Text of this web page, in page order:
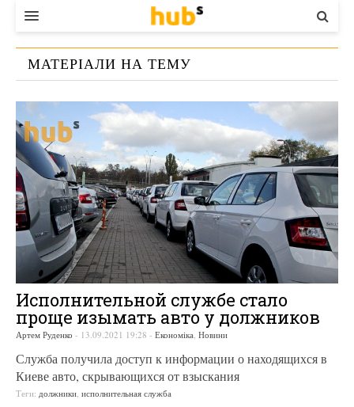
ВЛАДА
ЕКОНОМІКА
СТАРТЕР
КОНТАКТИ
МАТЕРІАЛИ НА ТЕМУ
Исполнительной службе стало
проще изымать авто у должников
Артем Руденко - 13.09.2021 19:28 - Економіка Новини
Служба получила доступ к информации о находящихся в
Киеве авто, скрывающихся от взыскания
Теги: должники исполнительная служба